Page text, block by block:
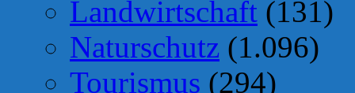
Landwirtschaft (131)
Naturschutz (1.096)
Tourismus (294)